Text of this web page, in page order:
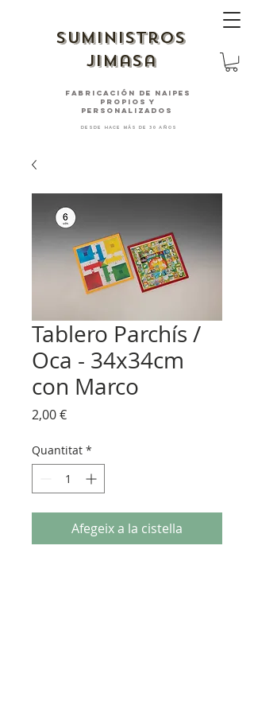
suministros
jimasa
fabricación de naipes
PROPIOS Y
PERSONALIZADOS
desde hace más de 30 años
Tablero Parchís /
Oca - 34x34cm
con Marco
2,00 €Price
Quantitat *
Afegeix a la cistella